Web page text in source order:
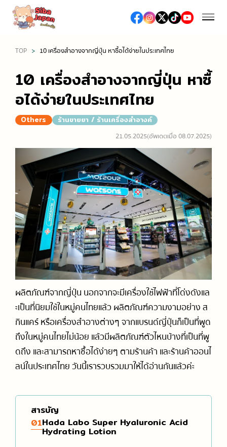
ฤดูใบไม้ผลิ (เทศกาลชมซากุระ / ดื่มมัทฉะ)
ฤดูร้อน (เทศกาลดอกไม้ไฟ / เที่ยวทะเล / งานเทศกาลต่าง
ๆ)
ฤดูหนาว (หิมะ / ออนเซ็น / เทศกาลประดับไฟ)
อาหารและร้านอาหาร
อาหารญี่ปุ่น
ซูชิ / เนื้อย่าง / ราเมง
ร้านอาหารหรู, ร้านอาหารระดับมิชลิน
สตรีทฟู้ด
ห้างสรรพสินค้าเอาท์เล็ต
ห้างสรรพสินค้า
ร้านขายยา / ร้านเครื่องสำอางค์
ร้านขายเครื่องใช้ไฟฟ้าและสินค้าปลอดภาษี
ร้านจำหน่ายการ์ตูนและสินค้าคาแรกเตอร์การ์ตูน
ร้านของฝาก
เที่ยว/ทำกิจกรรม
สถานที่ท่องเที่ยวทางธรรมชาติ
โรงแรม
ออนเซ็น / เรียวกัง
วัด / ศาลเจ้า / สถานที่ทางประวัติศาสตร์
สกี, สโนว์บอร์ด
สวนสนุก
เที่ยวญี่ปุ่นครั้งแรก
การเดินทางในญี่ปุ่น (รถไฟ / รถบัส)
รวมสำนวนภาษาญี่ปุ่นที่ใช้ได้จริง
แนะนำเกี่ยวกับมารยาทและวัฒนธรรม
TOP 10 เครื่องสำอางจากญี่ปุ่น หาซื้อได้ง่ายในประเทศไทย
10 เครื่องสำอางจากญี่ปุ่น หาซื้
อได้ง่ายในประเทศไทย
Others ร้านขายยา / ร้านเครื่องสำอางค์
21.05.2025(อัพเดตเมื่อ 08.07.2025)
ผลิตภัณฑ์จากญี่ปุ่น นอกจากจะมีเครื่องใช้ไฟฟ้าที่โด่งดังแล
ะเป็นที่นิยมใช้ในหมู่คนไทยแล้ว ผลิตภัณฑ์ความงามอย่าง ส
กินแคร์ หรือเครื่องสำอางต่างๆ จากแบรนด์ญี่ปุ่นก็เป็นที่พูด
ถึงในหมู่คนไทยไม่น้อย แล้วมีผลิตภัณฑ์ตัวไหนบ้างที่เป็นที่พู
ดถึง และสามารถหาซื้อได้ง่ายๆ ตามร้านค้า และร้านค้าออนไ
ลน์ในประเทศไทย วันนี้เรารวบรวมมาให้ได้อ่านกันแล้วค่ะ
สารบัญ
01Hada Labo Super Hyaluronic Acid
Hydrating Lotion